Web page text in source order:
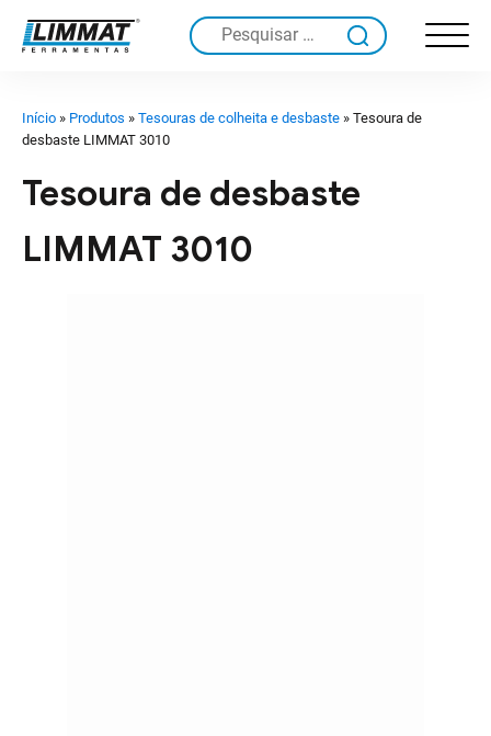
Pesquisar
Início » Produtos » Tesouras de colheita e desbaste » Tesoura de
desbaste LIMMAT 3010
Tesoura de desbaste
LIMMAT 3010